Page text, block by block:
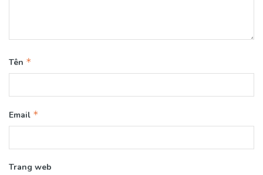
Tên *
Email *
Trang web